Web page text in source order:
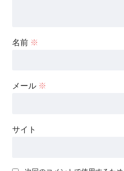
名前 ※
メール ※
サイト